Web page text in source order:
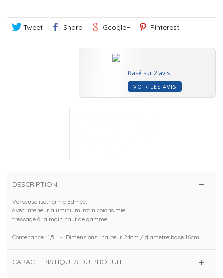
Tweet Share Google+ Pinterest
Basé sur 2 avis
VOIR LES AVIS
DESCRIPTION
Verseuse isotherme Edmée,
avec intérieur aluminium, rotin coloris miel
tressage à la main haut de gamme.
Contenance : 1,5L - Dimensions : hauteur 24cm / diamètre base 16cm
CARACTÉRISTIQUES DU PRODUIT